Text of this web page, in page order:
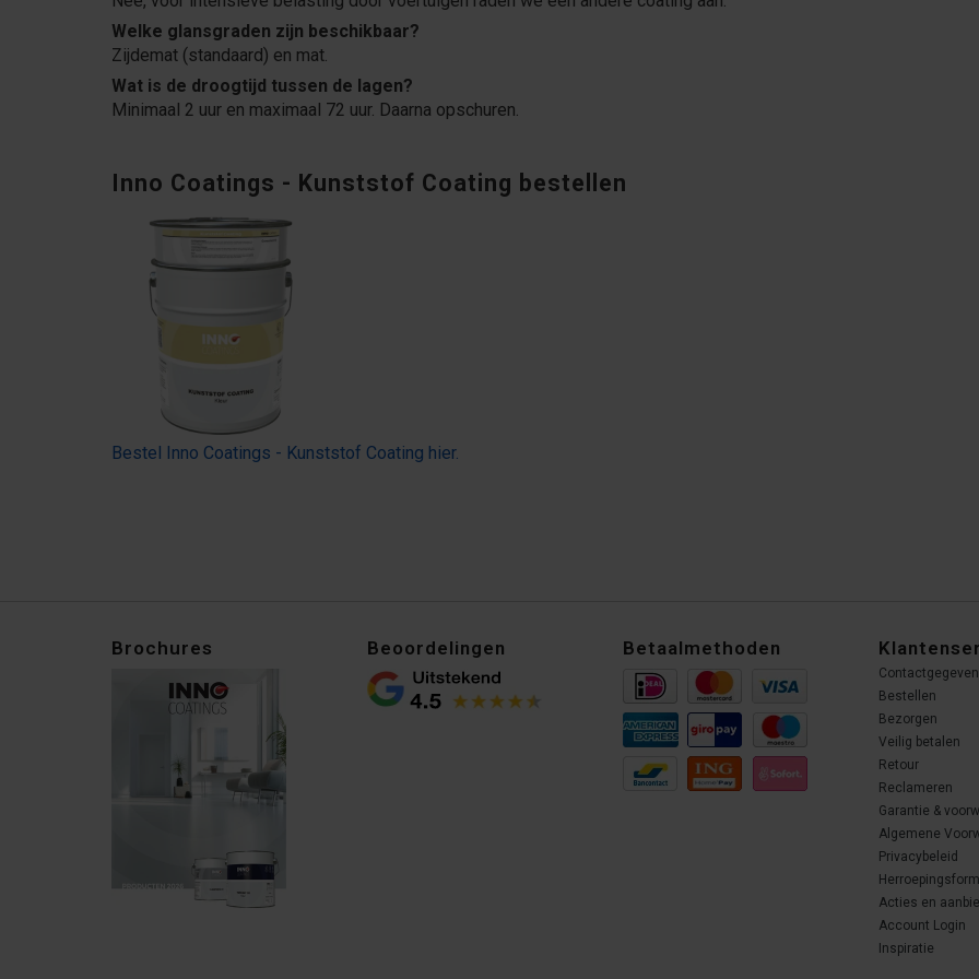
Welke glansgraden zijn beschikbaar?
Zijdemat (standaard) en mat.
Wat is de droogtijd tussen de lagen?
Minimaal 2 uur en maximaal 72 uur. Daarna opschuren.
Inno Coatings - Kunststof Coating bestellen
Bestel Inno Coatings - Kunststof Coating hier.
Brochures Beoordelingen Betaalmethoden
Bestellen
Bezorgen
Veilig betalen
Retour
Reclameren
Garantie &
Algemene
Privacybeleid
Acties en
Account Login
Inspiratie